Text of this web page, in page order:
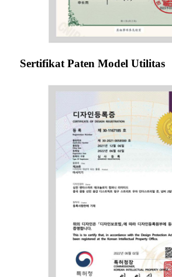
Sertifikat Paten Model Utilitas